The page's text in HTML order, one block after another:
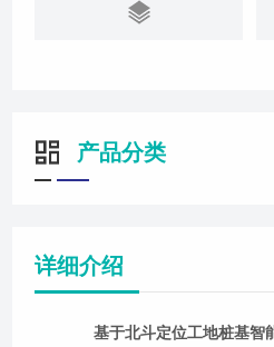
产品分类
详细介绍
基于北斗定位工地桩基智